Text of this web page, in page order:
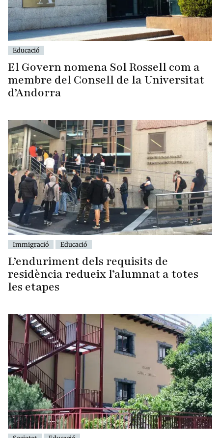
Educació
El Govern nomena Sol Rossell com a
membre del Consell de la Universitat
d’Andorra
Immigració Educació
L’enduriment dels requisits de
residència redueix l’alumnat a totes
les etapes